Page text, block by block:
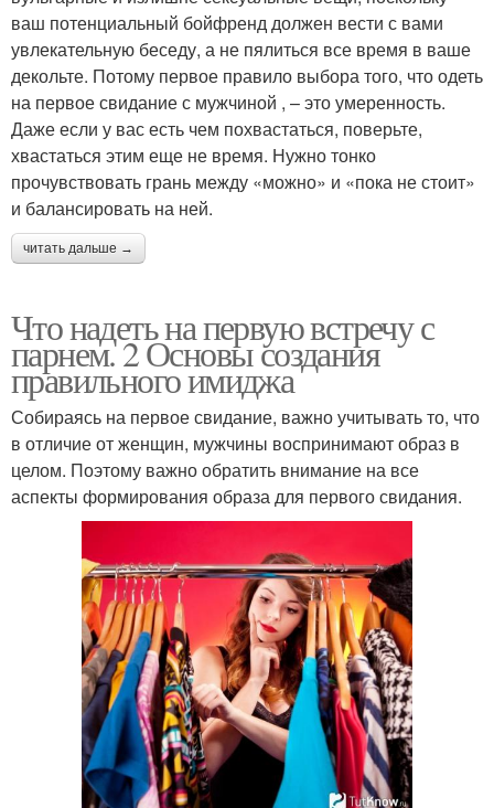
ваш потенциальный бойфренд должен вести с вами
увлекательную беседу, а не пялиться все время в ваше
декольте. Потому первое правило выбора того, что одеть
на первое свидание с мужчиной , – это умеренность.
Даже если у вас есть чем похвастаться, поверьте,
хвастаться этим еще не время. Нужно тонко
прочувствовать грань между «можно» и «пока не стоит»
и балансировать на ней.
читать дальше →
Что надеть на первую встречу с
парнем. 2 Основы создания
правильного имиджа
Собираясь на первое свидание, важно учитывать то, что
в отличие от женщин, мужчины воспринимают образ в
целом. Поэтому важно обратить внимание на все
аспекты формирования образа для первого свидания.